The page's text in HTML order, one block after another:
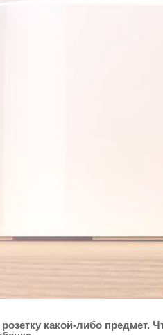
какой-либо предмет.